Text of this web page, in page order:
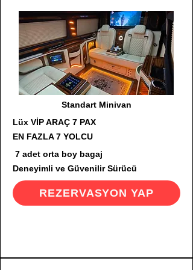
Standart Minivan
Lüx VİP ARAÇ 7 PAX
EN FAZLA 7 YOLCU
7 adet orta boy bagaj
Deneyimli ve Güvenilir Sürücü
REZERVASYON YAP